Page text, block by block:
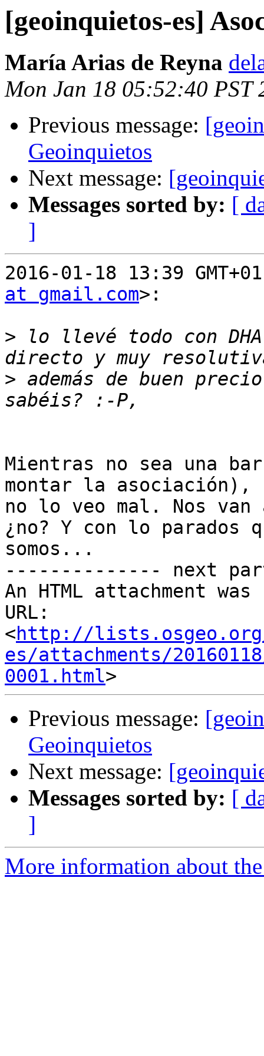
[geoinquietos-es]
María Arias de Reyna
Mon Jan 18 05:52:40 PST
Previous message:
Geoinquietos
Next message:
Messages sorted by: [
]
2016-01-18 13:39
at gmail.com>:
> lo llevé todo con
> además de buen
Mientras no sea una
montar la asociación),
no lo veo mal. Nos
¿no? Y con lo parados
somos...
-------------- next
An HTML attachment
URL:
<http://
es/attachments/
0001.html
Previous message:
Geoinquietos
Next message:
Messages sorted by: [
]
More information about